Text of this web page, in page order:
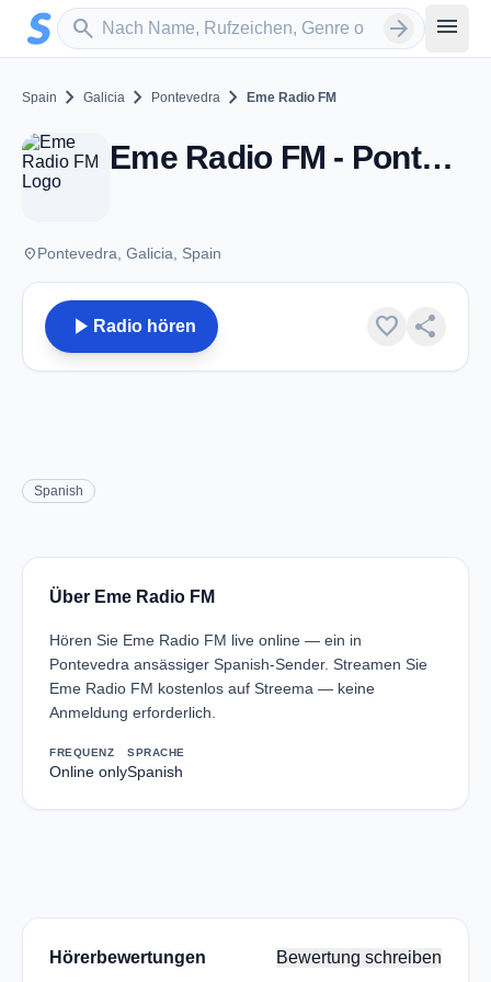
Zum Hauptinhalt springen
search
Sender suchen arrow_forward menu
Spain chevron_right Galicia chevron_right Pontevedra chevron_right Eme Radio FM
Eme Radio FM - Pontevedra
placePontevedra, Galicia, Spain
play_arrow Radio hören favorite share
Spanish
Über Eme Radio FM
Hören Sie Eme Radio FM live online — ein in
Pontevedra ansässiger Spanish-Sender. Streamen Sie
Eme Radio FM kostenlos auf Streema — keine
Anmeldung erforderlich.
FREQUENZ
Online only
SPRACHE
Spanish
Hörerbewertungen Bewertung schreiben